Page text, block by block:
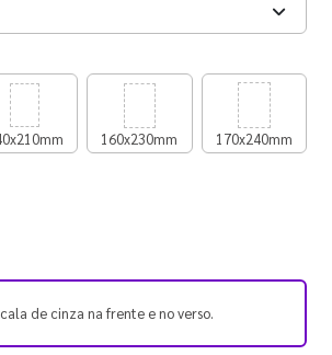
160x230mm 170x240mm
de cinza na frente e no verso.